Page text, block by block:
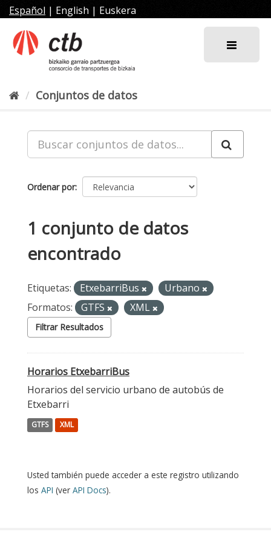
al
contenido
Español | English | Euskera
Conjuntos de datos
Ordenar por
1 conjunto de datos
encontrado
Etiquetas: EtxebarriBus
Urbano
Formatos:
GTFS XML
Filtrar Resultados
Horarios EtxebarriBus
Horarios del servicio urbano de autobús de
Etxebarri
GTFS XML
Usted también puede acceder a este registro utilizando
los API (ver API Docs).